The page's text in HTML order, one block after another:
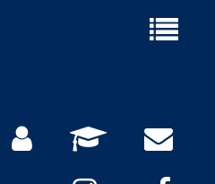
Menü